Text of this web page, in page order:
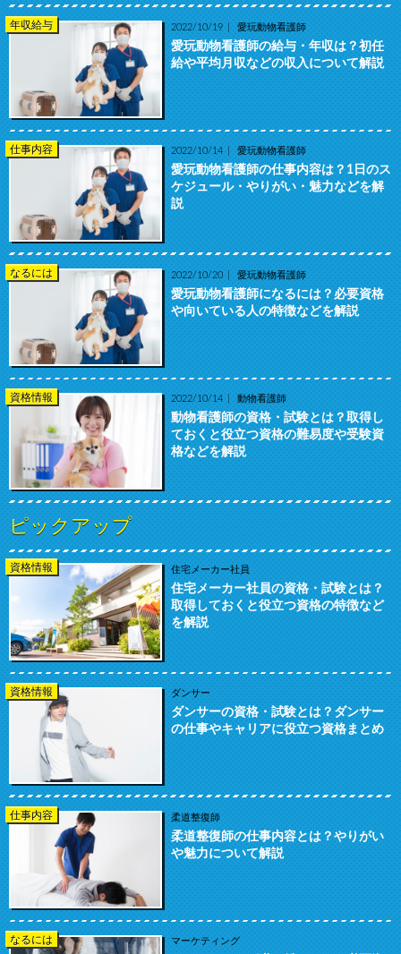
年収給与 2022/10/19 愛玩動物看護師
愛玩動物看護師の給与・年収は？初任
給や平均月収などの収入について解説
仕事内容 2022/10/14 愛玩動物看護師
愛玩動物看護師の仕事内容は？1日のス
ケジュール・やりがい・魅力などを解
説
なるには 2022/10/20 愛玩動物看護師
愛玩動物看護師になるには？必要資格
や向いている人の特徴などを解説
資格情報 2022/10/14 動物看護師
動物看護師の資格・試験とは？取得し
ておくと役立つ資格の難易度や受験資
格などを解説
ピックアップ
資格情報 住宅メーカー社員
住宅メーカー社員の資格・試験とは？
取得しておくと役立つ資格の特徴など
を解説
資格情報 ダンサー
ダンサーの資格・試験とは？ダンサー
の仕事やキャリアに役立つ資格まとめ
仕事内容 柔道整復師
柔道整復師の仕事内容とは？やりがい
や魅力について解説
なるには マーケティング